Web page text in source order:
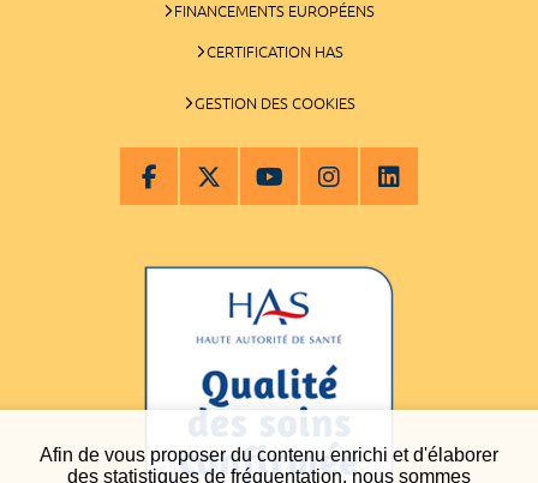
Afin de vous proposer du contenu enrichi et d'élaborer
des statistiques de fréquentation, nous sommes
FINANCEMENTS EUROPÉENS
CERTIFICATION HAS
GESTION DES COOKIES